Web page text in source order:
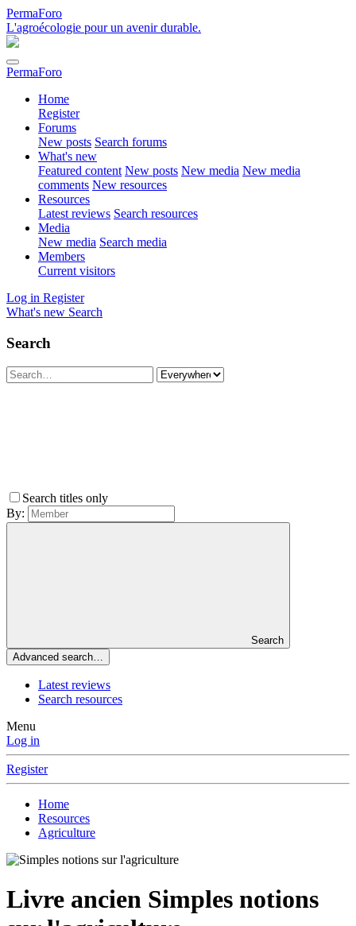
PermaForo
L'agroécologie pour un avenir durable.
PermaForo
Home
Register
Forums
New posts Search forums
What's new
Featured content New posts New media New media
comments New resources
Resources
Latest reviews Search resources
Media
New media Search media
Members
Current visitors
Log in Register
What's new Search
Search
Search titles only
By:
Search
Advanced search…
Latest reviews
Search resources
Menu
Log in
Register
Home
Resources
Agriculture
Livre ancien Simples notions